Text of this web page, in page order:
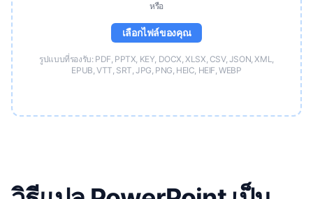
หรือ
เลือกไฟล์ของคุณ
รูปแบบที่รองรับ: PDF, PPTX, KEY, DOCX, XLSX, CSV, JSON, XML,
EPUB, VTT, SRT, JPG, PNG, HEIC, HEIF, WEBP